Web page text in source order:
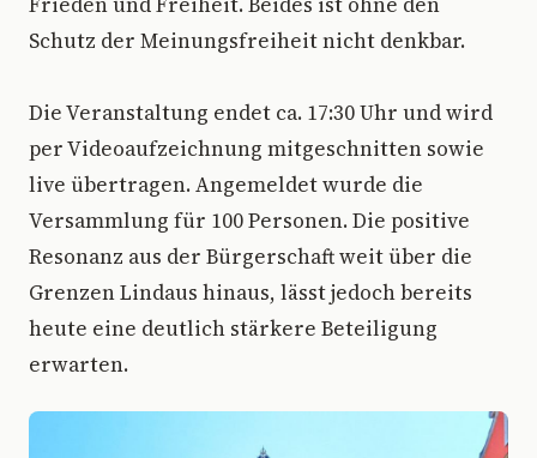
Schutz der Meinungsfreiheit nicht denkbar.
Die Veranstaltung endet ca. 17:30 Uhr und wird
per Videoaufzeichnung mitgeschnitten sowie
live übertragen. Angemeldet wurde die
Versammlung für 100 Personen. Die positive
Resonanz aus der Bürgerschaft weit über die
Grenzen Lindaus hinaus, lässt jedoch bereits
heute eine deutlich stärkere Beteiligung
erwarten.